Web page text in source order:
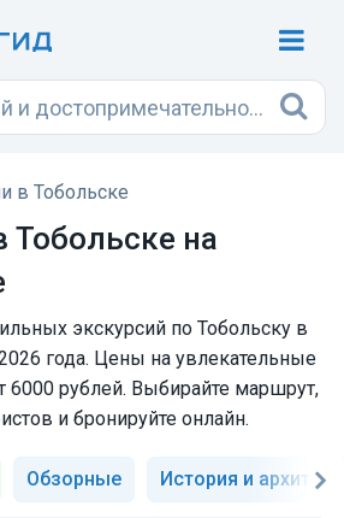
в Тобольске
Тобольске на
экскурсий по Тобольску в
года. Цены на увлекательные
6000 рублей. Выбирайте маршрут,
и бронируйте онлайн.
Обзорные История и